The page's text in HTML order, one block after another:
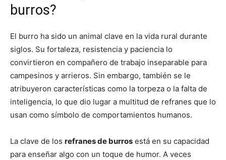
burros?
El burro ha sido un animal clave en la vida rural durante
siglos. Su fortaleza, resistencia y paciencia lo
convirtieron en compañero de trabajo inseparable para
campesinos y arrieros. Sin embargo, también se le
atribuyeron características como la torpeza o la falta de
inteligencia, lo que dio lugar a multitud de refranes que lo
usan como símbolo de comportamientos humanos.
La clave de los refranes de burros está en su capacidad
para enseñar algo con un toque de humor. A veces